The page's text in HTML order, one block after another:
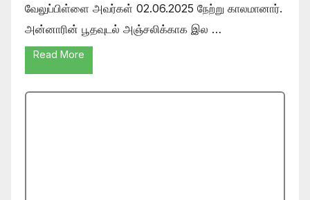
வேலுப்பிள்ளை அவர்கள் 02.06.2025 நேற்று காலமானார்.
அன்னாரின் பூதவுடல் அஞ்சலிக்காக இல …
Read More